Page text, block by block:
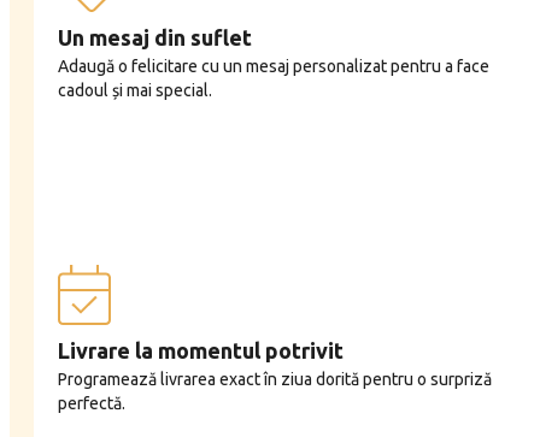
Un mesaj din suflet
Adaugă o felicitare cu un mesaj personalizat pentru a face
cadoul și mai special.
Livrare la momentul potrivit
Programează livrarea exact în ziua dorită pentru o surpriză
perfectă.